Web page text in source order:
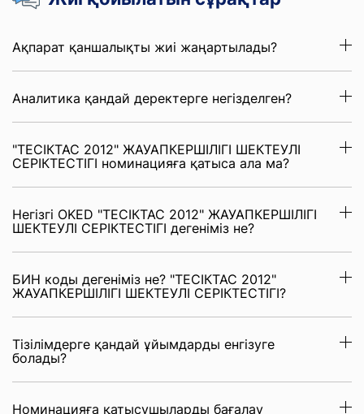
Ақпарат қаншалықты жиі жаңартылады?
Аналитика қандай деректерге негізделген?
"ТЕСІКТАС 2012" ЖАУАПКЕРШІЛІГІ ШЕКТЕУЛІ
СЕРІКТЕСТІГІ номинацияға қатыса ала ма?
Негізгі OKED "ТЕСІКТАС 2012" ЖАУАПКЕРШІЛІГІ
ШЕКТЕУЛІ СЕРІКТЕСТІГІ дегеніміз не?
БИН коды дегеніміз не? "ТЕСІКТАС 2012"
ЖАУАПКЕРШІЛІГІ ШЕКТЕУЛІ СЕРІКТЕСТІГІ?
Тізілімдерге қандай ұйымдарды енгізуге
болады?
Номинацияға қатысушыларды бағалау